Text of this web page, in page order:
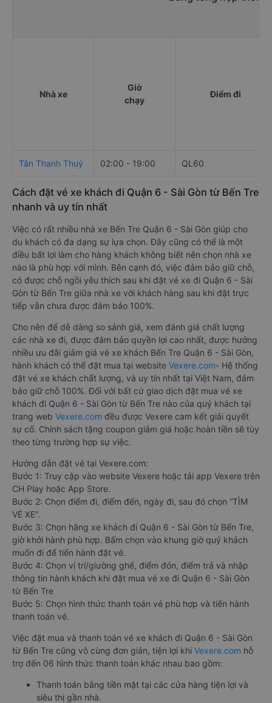
Nhà xe
Giờ
chạy
Điểm đi
Tân Thanh Thuỷ 02:00 - 19:00 QL60
Cách đặt vé xe khách đi Quận 6 - Sài Gòn từ Bến Tre
nhanh và uy tín nhất
Việc có rất nhiều nhà xe Bến Tre Quận 6 - Sài Gòn giúp cho
du khách có đa dạng sự lựa chọn. Đây cũng có thể là một
điều bất lợi làm cho hàng khách không biết nên chọn nhà xe
nào là phù hợp với mình. Bên cạnh đó, việc đảm bảo giữ chỗ,
có được chỗ ngồi yêu thích sau khi đặt vé xe đi Quận 6 - Sài
Gòn từ Bến Tre giữa nhà xe với khách hàng sau khi đặt trực
tiếp vẫn chưa được đảm bảo 100%.
Cho nên để dễ dàng so sánh giá, xem đánh giá chất lượng
các nhà xe đi, được đảm bảo quyền lợi cao nhất, được hưởng
nhiều ưu đãi giảm giá vé xe khách Bến Tre Quận 6 - Sài Gòn,
hành khách có thể đặt mua tại website Vexere.com- Hệ thống
đặt vé xe khách chất lượng, và uy tín nhất tại Việt Nam, đảm
bảo giữ chỗ 100%. Đối với bất cứ giao dịch đặt mua vé xe
khách đi Quận 6 - Sài Gòn từ Bến Tre nào của quý khách tại
trang web Vexere.com đều được Vexere cam kết giải quyết
sự cố. Chính sách tặng coupon giảm giá hoặc hoàn tiền sẽ tùy
theo từng trường hợp sự việc.
Hướng dẫn đặt vé tại Vexere.com:
Bước 1: Truy cập vào website Vexere hoặc tải app Vexere trên
CH Play hoặc App Store.
Bước 2: Chọn điểm đi, điểm đến, ngày đi, sau đó chọn “TÌM
VÉ XE”.
Bước 3: Chọn hãng xe khách đi Quận 6 - Sài Gòn từ Bến Tre,
giờ khởi hành phù hợp. Bấm chọn vào khung giờ quý khách
muốn đi để tiến hành đặt vé.
Bước 4: Chọn vị trí/giường ghế, điểm đón, điểm trả và nhập
thông tin hành khách khi đặt mua vé xe đi Quận 6 - Sài Gòn
từ Bến Tre
Bước 5: Chọn hình thức thanh toán vé phù hợp và tiến hành
thanh toán vé.
Việc đặt mua và thanh toán vé xe khách đi Quận 6 - Sài Gòn
từ Bến Tre cũng vô cùng đơn giản, tiện lợi khi Vexere.com hỗ
trợ đến 06 hình thức thanh toán khác nhau bao gồm:
Thanh toán bằng tiền mặt tại các cửa hàng tiện lợi và
siêu thị gần nhà.